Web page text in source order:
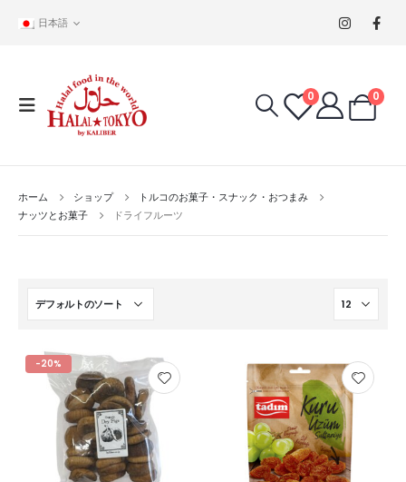
日本語
0 0
ホーム ショップ
トルコのお菓子・スナック・おつまみ
ナッツとお菓子
ドライフルーツ
-20%